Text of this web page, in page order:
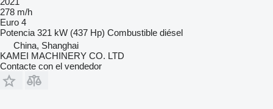
278 m/h
Euro 4
Potencia 321 kW (437 Hp) Combustible diésel
China, Shanghai
KAMEI MACHINERY CO. LTD
Contacte con el vendedor